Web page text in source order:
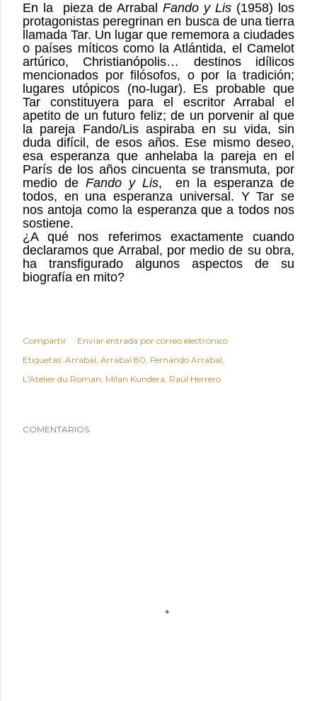
En la pieza de Arrabal Fando y Lis (1958) los
protagonistas peregrinan en busca de una tierra
llamada Tar. Un lugar que rememora a ciudades
o países míticos como la Atlántida, el Camelot
artúrico, Christianópolis… destinos idílicos
mencionados por filósofos, o por la tradición;
lugares utópicos (no-lugar). Es probable que
Tar constituyera para el escritor Arrabal el
apetito de un futuro feliz; de un porvenir al que
la pareja Fando/Lis aspiraba en su vida, sin
duda difícil, de esos años. Ese mismo deseo,
esa esperanza que anhelaba la pareja en el
París de los años cincuenta se transmuta, por
medio de Fando y Lis, en la esperanza de
todos, en una esperanza universal. Y Tar se
nos antoja como la esperanza que a todos nos
sostiene.
¿A qué nos referimos exactamente cuando
declaramos que Arrabal, por medio de su obra,
ha transfigurado algunos aspectos de su
biografía en mito?
Compartir
Enviar entrada por correo electrónico
Etiquetas: Arrabal Arrabal 80 Fernando Arrabal
L'Atelier du Roman Milan Kundera Raúl Herrero
COMENTARIOS